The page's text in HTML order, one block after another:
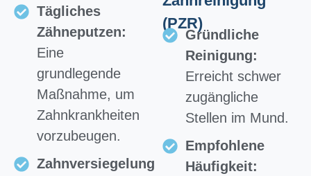
Tägliches
Zähneputzen:
Eine
grundlegende
Maßnahme, um
Zahnkrankheiten
vorzubeugen.
Zahnversiegelung
(PZR)
Gründliche
Reinigung:
Erreicht schwer
zugängliche
Stellen im Mund.
Empfohlene
Häufigkeit: